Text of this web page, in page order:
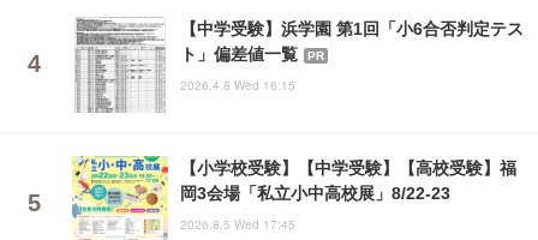
【中学受験】浜学園 第1回「小6合否判定テス
ト」偏差値一覧
PR
2026.4.8 Wed 16:15
【小学校受験】【中学受験】【高校受験】福
岡3会場「私立小中高校展」8/22-23
2026.8.5 Wed 17:45